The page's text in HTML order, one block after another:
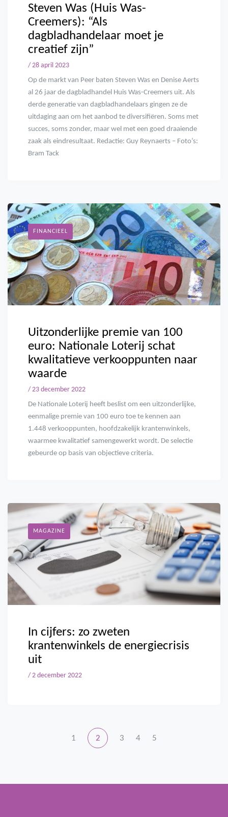
Steven Was (Huis Was-
Creemers): “Als
dagbladhandelaar moet je
creatief zijn”
/ 28 april 2023
Op de markt van Peer baten Steven Was en Denise Aerts
al 26 jaar de dagbladhandel Huis Was-Creemers uit. Als
derde generatie van dagbladhandelaars gingen ze de
uitdaging aan om het aanbod te diversifiëren. Soms met
succes, soms zonder, maar wel met een goed draaiende
zaak als eindresultaat. Redactie: Guy Reynaerts – Foto’s:
Bram Tack
FINANCIEEL
Uitzonderlijke premie van 100
euro: Nationale Loterij schat
kwalitatieve verkooppunten naar
waarde
/ 23 december 2022
De Nationale Loterij heeft beslist om een uitzonderlijke,
eenmalige premie van 100 euro toe te kennen aan
1.448 verkooppunten, hoofdzakelijk krantenwinkels,
waarmee kwalitatief samengewerkt wordt. De selectie
gebeurde op basis van objectieve criteria.
MAGAZINE
In cijfers: zo zweten
krantenwinkels de energiecrisis
uit
/ 2 december 2022
1 2 3 4 5